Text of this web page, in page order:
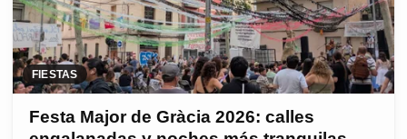
FIESTAS
Festa Major de Gràcia 2026: calles